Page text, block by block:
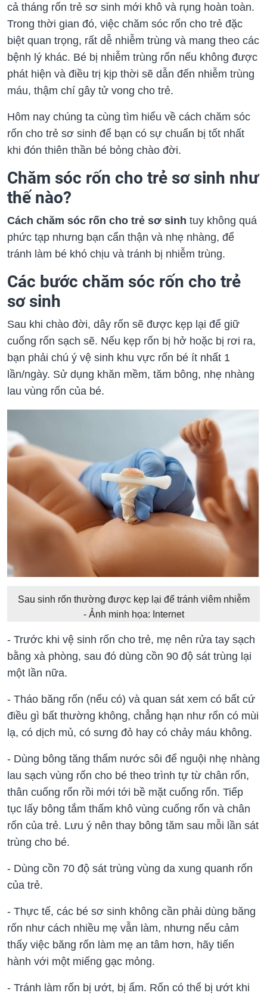
cả tháng rốn trẻ sơ sinh mới khô và rụng hoàn toàn.
Trong thời gian đó, việc chăm sóc rốn cho trẻ đặc
biệt quan trọng, rất dễ nhiễm trùng và mang theo các
bệnh lý khác. Bé bị nhiễm trùng rốn nếu không được
phát hiện và điều trị kịp thời sẽ dẫn đến nhiễm trùng
máu, thậm chí gây tử vong cho trẻ.
Hôm nay chúng ta cùng tìm hiểu về cách chăm sóc
rốn cho trẻ sơ sinh để bạn có sự chuẩn bị tốt nhất
khi đón thiên thần bé bỏng chào đời.
Chăm sóc rốn cho trẻ sơ sinh như
thế nào?
Cách chăm sóc rốn cho trẻ sơ sinh tuy không quá
phức tạp nhưng bạn cẩn thận và nhẹ nhàng, để
tránh làm bé khó chịu và tránh bị nhiễm trùng.
Các bước chăm sóc rốn cho trẻ
sơ sinh
Sau khi chào đời, dây rốn sẽ được kẹp lại để giữ
cuống rốn sạch sẽ. Nếu kẹp rốn bị hở hoặc bị rơi ra,
bạn phải chú ý vệ sinh khu vực rốn bé ít nhất 1
lần/ngày. Sử dụng khăn mềm, tăm bông, nhẹ nhàng
lau vùng rốn của bé.
Sau sinh rốn thường được kẹp lại để tránh viêm nhiễm
- Ảnh minh họa: Internet
- Trước khi vệ sinh rốn cho trẻ, mẹ nên rửa tay sạch
bằng xà phòng, sau đó dùng cồn 90 độ sát trùng lại
một lần nữa.
- Tháo băng rốn (nếu có) và quan sát xem có bất cứ
điều gì bất thường không, chẳng hạn như rốn có mùi
lạ, có dịch mủ, có sưng đỏ hay có chảy máu không.
- Dùng bông tăng thấm nước sôi để nguội nhẹ nhàng
lau sạch vùng rốn cho bé theo trình tự từ chân rốn,
thân cuống rốn rồi mới tới bề mặt cuống rốn. Tiếp
tục lấy bông tắm thấm khô vùng cuống rốn và chân
rốn của trẻ. Lưu ý nên thay bông tăm sau mỗi lần sát
trùng cho bé.
- Dùng cồn 70 độ sát trùng vùng da xung quanh rốn
của trẻ.
- Thực tế, các bé sơ sinh không cần phải dùng băng
rốn như cách nhiều mẹ vẫn làm, nhưng nếu cảm
thấy việc băng rốn làm mẹ an tâm hơn, hãy tiến
hành với một miếng gạc mỏng.
- Tránh làm rốn bị ướt, bị ẩm. Rốn có thể bị ướt khi